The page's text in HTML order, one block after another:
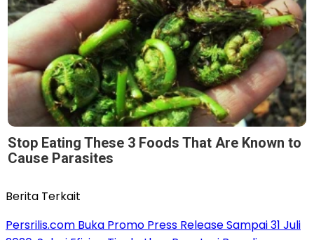
Stop Eating These 3 Foods That Are Known to
Cause Parasites
Berita Terkait
Persrilis.com Buka Promo Press Release Sampai 31 Juli